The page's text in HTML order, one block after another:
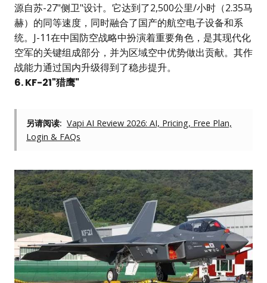
源自苏-27"侧卫"设计。它达到了2,500公里/小时（2.35马
赫）的同等速度，同时融合了国产的航空电子设备和系
统。J-11在中国防空战略中扮演着重要角色，是其现代化
空军的关键组成部分，并为区域空中优势做出贡献。其作
战能力通过国内升级得到了稳步提升。
6. KF-21"猎鹰"
另请阅读: Vapi AI Review 2026: AI, Pricing, Free Plan,
Login & FAQs